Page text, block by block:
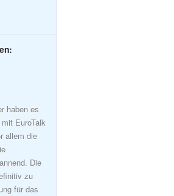
haben es
EuroTalk
allem die
Die
zu
für das